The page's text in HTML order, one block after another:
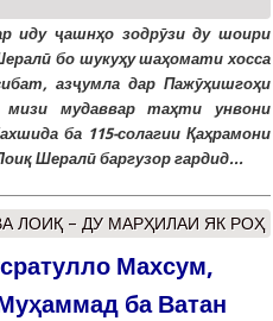
иду ҷашнҳо зодрӯзи ду шоири
бо шукуҳу шаҳомати хосса
азҷумла дар Пажӯҳишгоҳи
мудаввар таҳти унвони
ба 115-солагии Қаҳрамони
Шералӣ баргузор гардид...
ЛОИҚ – ДУ МАРҲИЛАИ ЯК РОҲ
Махсум,
ба Ватан